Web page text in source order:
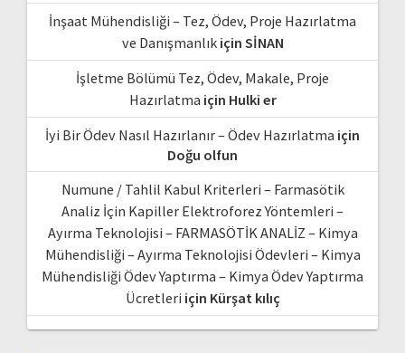
İnşaat Mühendisliği – Tez, Ödev, Proje Hazırlatma
ve Danışmanlıkiçin SİNAN
İşletme Bölümü Tez, Ödev, Makale, Proje
Hazırlatma için Hulki er
İyi Bir Ödev Nasıl Hazırlanır – Ödev Hazırlatma için
Doğu olfun
Numune / Tahlil Kabul Kriterleri – Farmasötik
Analiz İçin Kapiller Elektroforez Yöntemleri –
Ayırma Teknolojisi – FARMASÖTİK ANALİZ – Kimya
Mühendisliği – Ayırma Teknolojisi Ödevleri – Kimya
Mühendisliği Ödev Yaptırma – Kimya Ödev Yaptırma
Ücretleri için Kürşat kılıç